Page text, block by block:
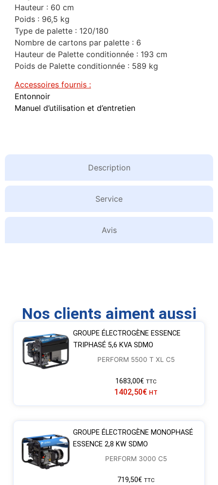
Description
Service
Avis
Hauteur : 60 cm
Poids : 96,5 kg
Type de palette : 120/180
Nombre de cartons par palette : 6
Hauteur de Palette conditionnée : 193 cm
Poids de Palette conditionnée : 589 kg
Accessoires fournis :
Entonnoir
Manuel d’utilisation et d’entretien
Nos clients aiment aussi
GROUPE ÉLECTROGÈNE ESSENCE
TRIPHASÉ 5,6 KVA SDMO
PERFORM 5500 T XL C5
1683,00€ TTC
1402,50€ HT
GROUPE ÉLECTROGÈNE MONOPHASÉ
ESSENCE 2,8 KW SDMO
PERFORM 3000 C5
719,50€ TTC